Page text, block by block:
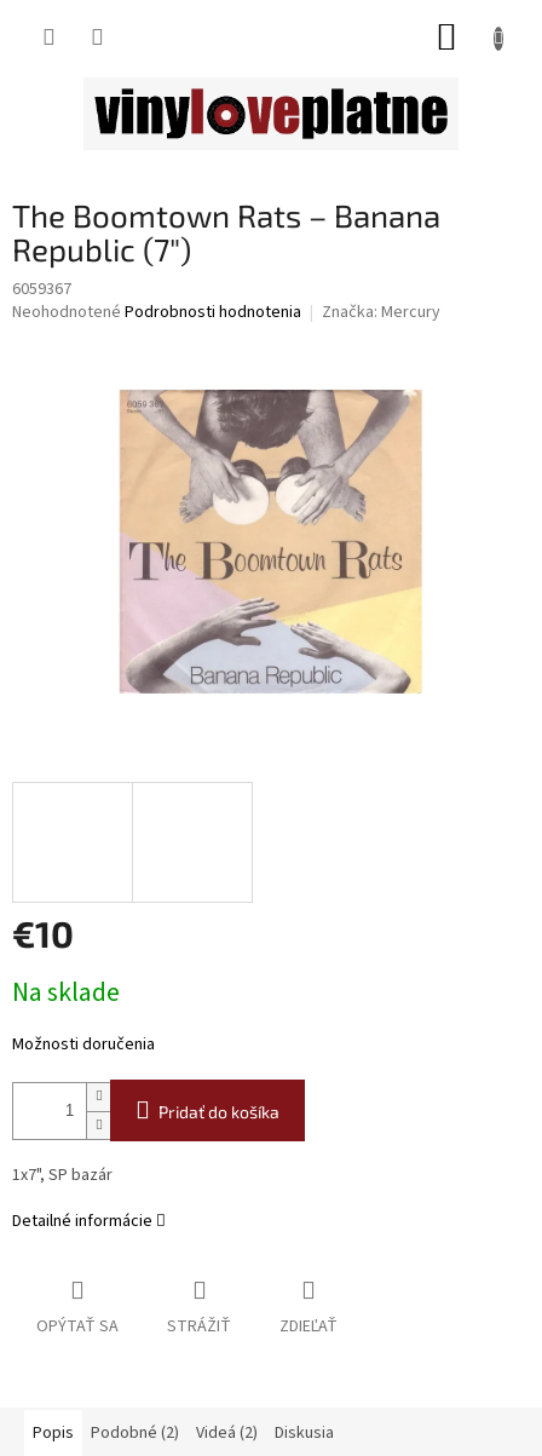
The Boomtown Rats – Banana
Republic (7")
6059367
Priemerné
Neohodnotené Podrobnosti hodnotenia Značka: Mercury
€10
cena:
Na sklade
Možnosti doručenia
Pridať do košíka
1x7", SP bazár
Detailné informácie
OPÝTAŤ SA STRÁŽIŤ ZDIEĽAŤ
Popis Podobné (2) Videá (2) Diskusia